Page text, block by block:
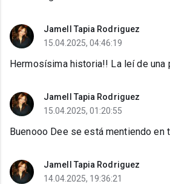
Jamell Tapia Rodriguez
15.04.2025, 04:46:19
Hermosísima historia!! La leí de una
Jamell Tapia Rodriguez
15.04.2025, 01:20:55
Buenooo Dee se está mentiendo en
Jamell Tapia Rodriguez
14.04.2025, 19:36:21